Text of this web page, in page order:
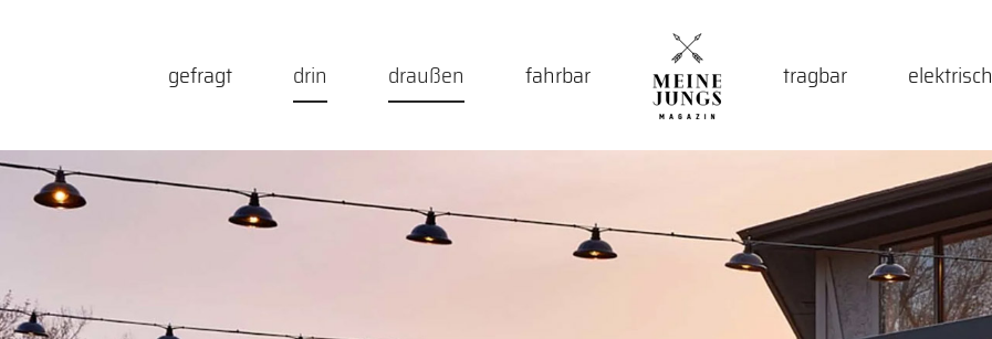
gefragt drin draußen fahrbar tragbar elektrisch